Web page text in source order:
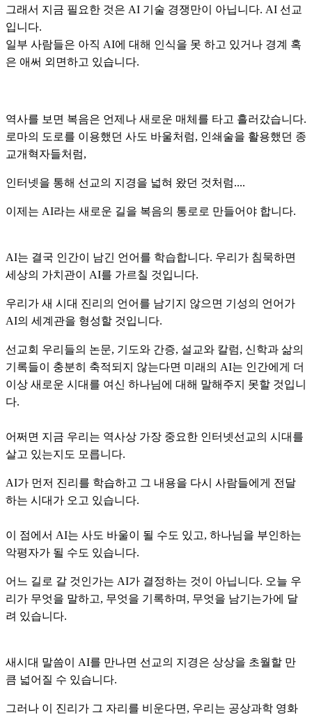
그래서 지금 필요한 것은 AI 기술 경쟁만이 아닙니다. AI 선교
입니다.
일부 사람들은 아직 AI에 대해 인식을 못 하고 있거나 경계 혹
은 애써 외면하고 있습니다.
역사를 보면 복음은 언제나 새로운 매체를 타고 흘러갔습니다.
로마의 도로를 이용했던 사도 바울처럼, 인쇄술을 활용했던 종
교개혁자들처럼,
인터넷을 통해 선교의 지경을 넓혀 왔던 것처럼....
이제는 AI라는 새로운 길을 복음의 통로로 만들어야 합니다.
AI는 결국 인간이 남긴 언어를 학습합니다. 우리가 침묵하면
세상의 가치관이 AI를 가르칠 것입니다.
우리가 새 시대 진리의 언어를 남기지 않으면 기성의 언어가
AI의 세계관을 형성할 것입니다.
선교회 우리들의 논문, 기도와 간증, 설교와 칼럼, 신학과 삶의
기록들이 충분히 축적되지 않는다면 미래의 AI는 인간에게 더
이상 새로운 시대를 여신 하나님에 대해 말해주지 못할 것입니
다.
어쩌면 지금 우리는 역사상 가장 중요한 인터넷선교의 시대를
살고 있는지도 모릅니다.
AI가 먼저 진리를 학습하고 그 내용을 다시 사람들에게 전달
하는 시대가 오고 있습니다.
이 점에서 AI는 사도 바울이 될 수도 있고, 하나님을 부인하는
악평자가 될 수도 있습니다.
어느 길로 갈 것인가는 AI가 결정하는 것이 아닙니다. 오늘 우
리가 무엇을 말하고, 무엇을 기록하며, 무엇을 남기는가에 달
려 있습니다.
새시대 말씀이 AI를 만나면 선교의 지경은 상상을 초월할 만
큼 넓어질 수 있습니다.
그러나 이 진리가 그 자리를 비운다면, 우리는 공상과학 영화